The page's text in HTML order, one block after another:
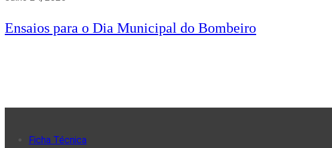
Ensaios para o Dia Municipal do Bombeiro
Ficha Técnica